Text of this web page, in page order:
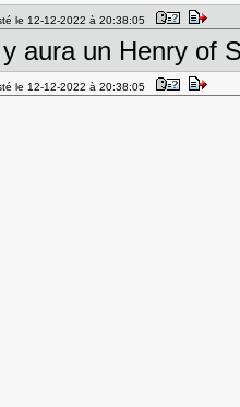
le 12-12-2022 à 20:38:05
aura un Henry of
le 12-12-2022 à 20:38:05